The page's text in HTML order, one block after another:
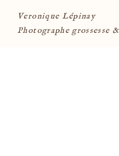
Veronique Lépinay
Photographe grossesse